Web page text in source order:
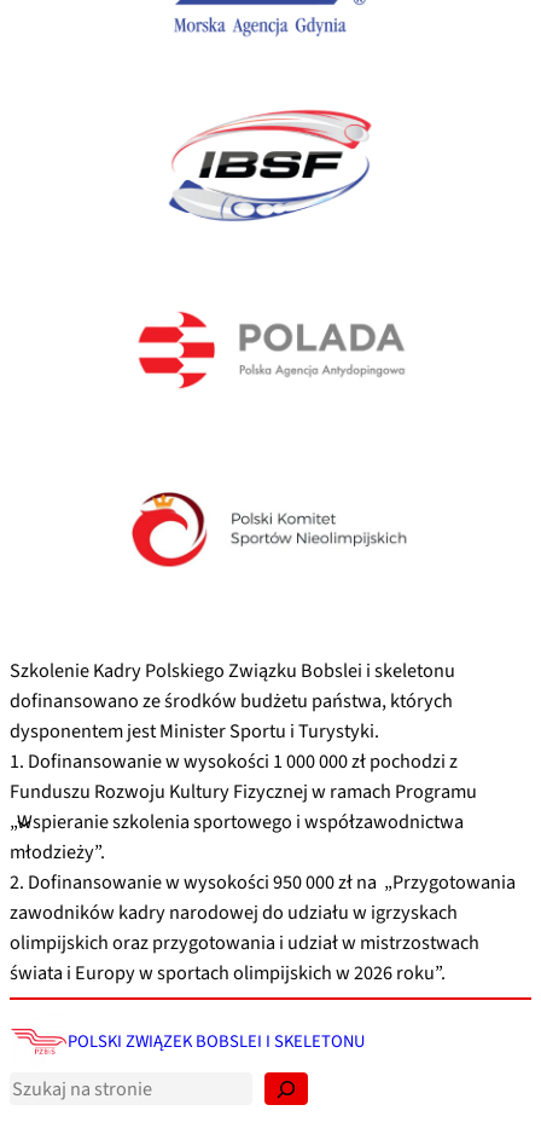
Szkolenie Kadry Polskiego Związku Bobslei i skeletonu
dofinansowano ze środków budżetu państwa, których
dysponentem jest Minister Sportu i Turystyki.
1. Dofinansowanie w wysokości 1 000 000 zł pochodzi z
Funduszu Rozwoju Kultury Fizycznej w ramach Programu
„Wspieranie szkolenia sportowego i współzawodnictwa
młodzieży”.
2. Dofinansowanie w wysokości 950 000 zł na „Przygotowania
zawodników kadry narodowej do udziału w igrzyskach
olimpijskich oraz przygotowania i udział w mistrzostwach
świata i Europy w sportach olimpijskich w 2026 roku”.
POLSKI ZWIĄZEK BOBSLEI I SKELETONU
S
z
k